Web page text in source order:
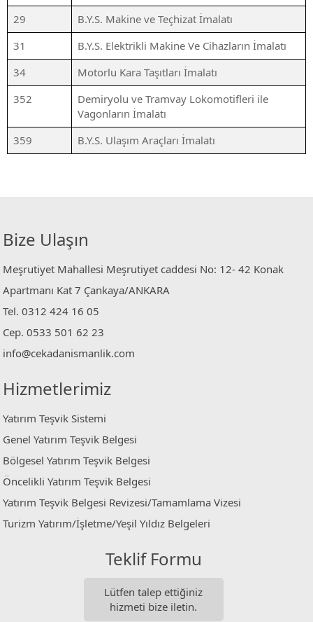
29
B.Y.S. Makine ve Teçhizat İmalatı
31
B.Y.S. Elektrikli Makine Ve Cihazların İmalatı
34
Motorlu Kara Taşıtları İmalatı
352
Demiryolu ve Tramvay Lokomotifleri ile
Vagonların İmalatı
359
B.Y.S. Ulaşım Araçları İmalatı
Bize Ulaşın
Meşrutiyet Mahallesi Meşrutiyet caddesi No: 12- 42 Konak
Apartmanı Kat 7 Çankaya/ANKARA
Tel. 0312 424 16 05
Cep. 0533 501 62 23
info@cekadanismanlik.com
Hizmetlerimiz
Yatırım Teşvik Sistemi
Genel Yatırım Teşvik Belgesi
Bölgesel Yatırım Teşvik Belgesi
Öncelikli Yatırım Teşvik Belgesi
Yatırım Teşvik Belgesi Revizesi/Tamamlama Vizesi
Turizm Yatırım/İşletme/Yeşil Yıldız Belgeleri
Teklif Formu
Lütfen talep ettiğiniz
hizmeti bize iletin.